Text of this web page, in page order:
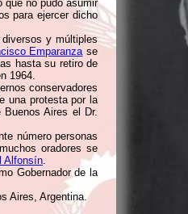
que no pudo asumir
para ejercer dicho
diversos y múltiples
Emparanzase
hasta su retiro de
1964.
conservadores
una protesta por la
Buenos Aires el Dr.
número personas
oradores se
Alfonsín.
Gobernador de la
Aires, Argentina.